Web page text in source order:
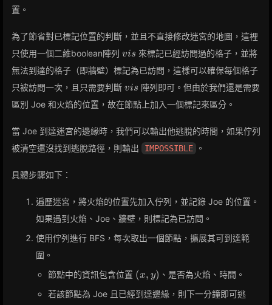
置。
為了節省對已標記位置的判斷，並且不直接修改迷宮的地圖，這裡
只使用一個二維boolean陣列 vis
vis 來標記已經訪問過的格子，並將
無法到達的格子（即牆壁）標記為已訪問，這樣可以確保每個格子
只被訪問一次，且只需要判斷 vis
vis 陣列即可。但由於我們還是需要
區別 Joe 和火焰的位置，故在節點上加入一個標記來區分。
當 Joe 到達迷宮的邊緣時，我們可以輸出他逃脫的時間，如果佇列
被清空還沒找到逃脫路徑，則輸出
IMPOSSIBLE 。
具體步驟如下：
遍歷迷宮，將火焰的位置先加入佇列，並記錄 Joe 的位置。
如果遇到火焰、Joe、牆壁，則標記為已訪問。
使用佇列進行 BFS，每次取出一個節點，擴展其可到達範
圍。
節點中的資訊包含位置 (x,
(x, y) 、是否為火焰、時間。
若該節點為 Joe 且已經到達邊緣，則下一分鐘即可逃